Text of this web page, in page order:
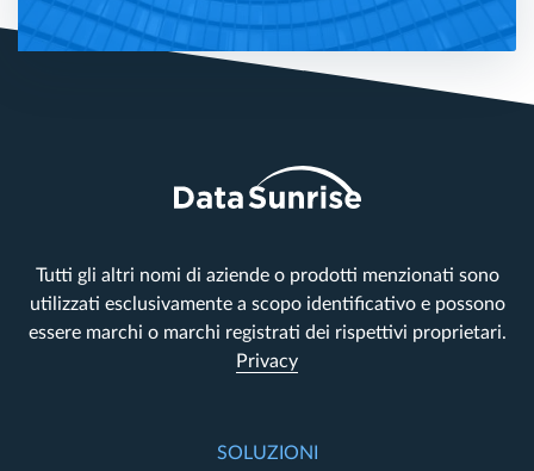
Tutti gli altri nomi di aziende o prodotti menzionati sono
utilizzati esclusivamente a scopo identificativo e possono
essere marchi o marchi registrati dei rispettivi proprietari.
Privacy
SOLUZIONI